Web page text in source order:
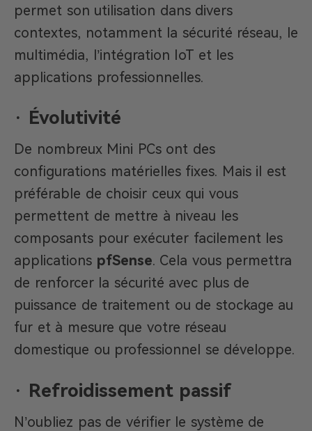
permet son utilisation dans divers
contextes, notamment la sécurité réseau, le
multimédia, l’intégration IoT et les
applications professionnelles.
· Évolutivité
De nombreux Mini PCs ont des
configurations matérielles fixes. Mais il est
préférable de choisir ceux qui vous
permettent de mettre à niveau les
composants pour exécuter facilement les
applications pfSense. Cela vous permettra
de renforcer la sécurité avec plus de
puissance de traitement ou de stockage au
fur et à mesure que votre réseau
domestique ou professionnel se développe.
· Refroidissement passif
N’oubliez pas de vérifier le système de